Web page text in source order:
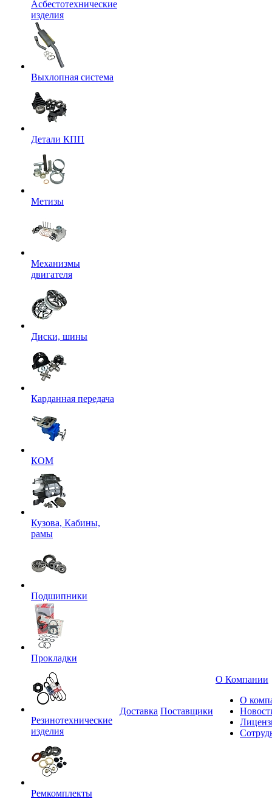
Асбестотехнические
изделия
Выхлопная система
Детали КПП
Метизы
Механизмы
двигателя
Диски, шины
Карданная передача
КОМ
Кузова, Кабины,
рамы
Подшипники
Прокладки
Резинотехнические
изделия
Ремкомплекты
Доставка Поставщики
О Компании
О